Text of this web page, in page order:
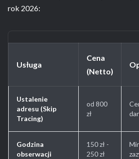
rok 2026:
Usługa
Cena
(Netto)
Ustalenie
adresu (Skip
Tracing)
od 800
zł
Godzina
obserwacji
150 zł -
250 zł